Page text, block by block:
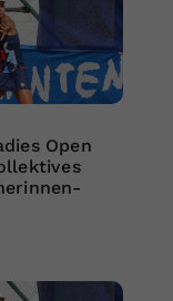
Open